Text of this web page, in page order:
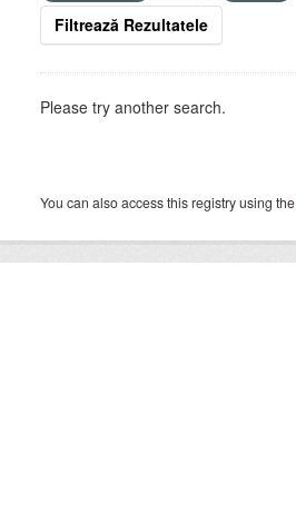
Filtrează Rezultatele
Please try another search.
You can also access this registry using the